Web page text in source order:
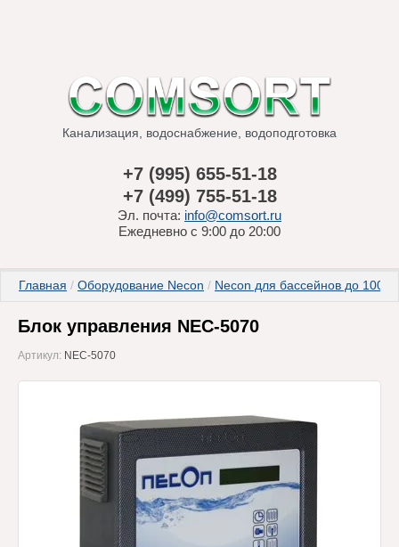
Канализация, водоснабжение, водоподготовка
+7 (995) 655-51-18
+7 (499) 755-51-18
Эл. почта: info@comsort.ru
Ежедневно с 9:00 до 20:00
Главная / Оборудование Necon / Necon для бассейнов до
Блок управления NEC-5070
Артикул: NEC-5070